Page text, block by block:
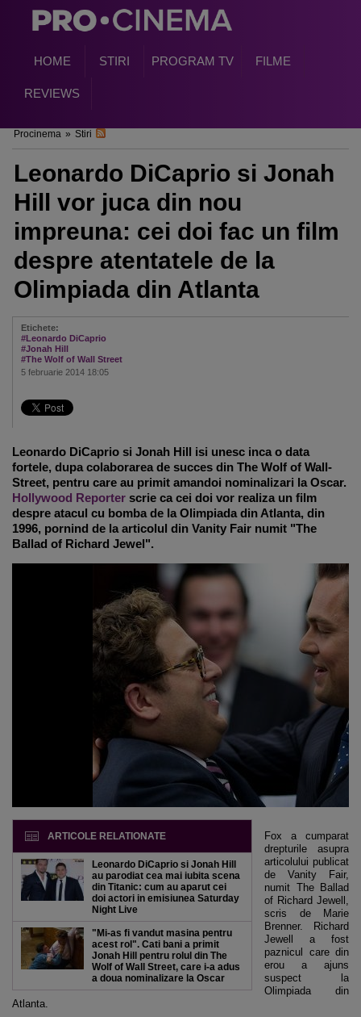
HOME STIRI PROGRAM TV FILME
REVIEWS
Procinema » Stiri
Leonardo DiCaprio si Jonah
Hill vor juca din nou
impreuna: cei doi fac un film
despre atentatele de la
Olimpiada din Atlanta
Etichete:
#Leonardo DiCaprio
#Jonah Hill
#The Wolf of Wall Street
5 februarie 2014 18:05
Leonardo DiCaprio si Jonah Hill isi unesc inca o data
fortele, dupa colaborarea de succes din The Wolf of Wall-
Street, pentru care au primit amandoi nominalizari la Oscar.
Hollywood Reporter scrie ca cei doi vor realiza un film
despre atacul cu bomba de la Olimpiada din Atlanta, din
1996, pornind de la articolul din Vanity Fair numit "The
Ballad of Richard Jewel".
ARTICOLE RELATIONATE
Leonardo DiCaprio si Jonah Hill
au parodiat cea mai iubita scena
din Titanic: cum au aparut cei
doi actori in emisiunea Saturday
Night Live
"Mi-as fi vandut masina pentru
acest rol". Cati bani a primit
Jonah Hill pentru rolul din The
Wolf of Wall Street, care i-a adus
a doua nominalizare la Oscar
Fox a cumparat
drepturile asupra
articolului publicat
de Vanity Fair,
numit The Ballad
of Richard Jewell,
scris de Marie
Brenner. Richard
Jewell a fost
paznicul care din
erou a ajuns
suspect la
Olimpiada din
Atlanta.